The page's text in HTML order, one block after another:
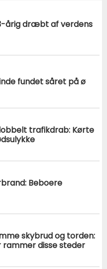
årig dræbt af verdens
fundet såret på ø
trafikdrab: Kørte
Beboere
skybrud og torden:
disse steder